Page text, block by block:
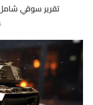
تقرير سوقي شامل ليوم